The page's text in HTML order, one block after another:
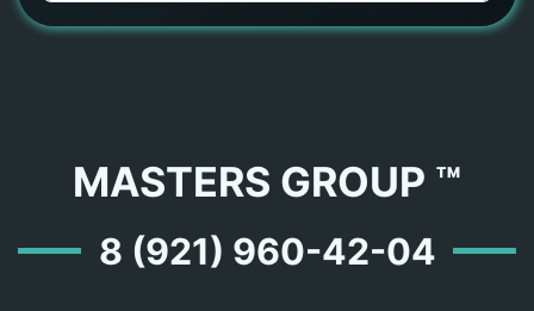
MASTERS GROUP ™
8 (921) 960-42-04